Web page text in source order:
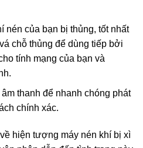
của bạn bị thủng, tốt nhất
chỗ thủng để dùng tiếp bởi
tính mạng của bạn và
thanh để nhanh chóng phát
chính xác.
hiện tượng máy nén khí bị xì